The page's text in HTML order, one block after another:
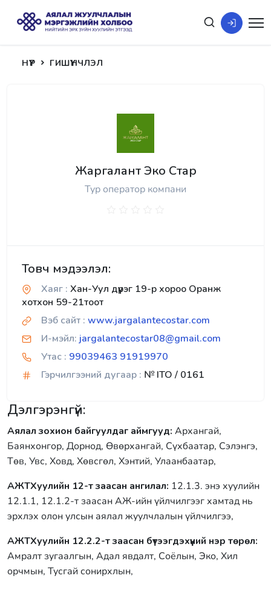
НҮҮР ГИШҮҮНЧЛЭЛ
Жаргалант Эко Стар
Тур оператор компани
Товч мэдээлэл:
Хаяг : Хан-Уул дүүрэг 19-р хороо Оранж
хотхон 59-21тоот
Вэб сайт : www.jargalantecostar.com
И-мэйл: jargalantecostar08@gmail.com
Утас : 99039463 91919970
Гэрчилгээний дугаар : № ITO / 0161
Дэлгэрэнгүй:
Аялал зохион байгуулдаг аймгууд: Архангай,
Баянхонгор, Дорнод, Өвөрхангай, Сүхбаатар, Сэлэнгэ,
Төв, Увс, Ховд, Хөвсгөл, Хэнтий, Улаанбаатар,
АЖТХуулийн 12-т заасан ангилал: 12.1.3. энэ хуулийн
12.1.1, 12.1.2-т заасан АЖ-ийн үйлчилгээг хамтад нь
эрхлэх олон улсын аялал жуулчлалын үйлчилгээ,
АЖТХуулийн 12.2.2-т заасан бүтээгдэхүүний нэр төрөл:
Амралт зугаалгын, Адал явдалт, Соёлын, Эко, Хил
орчмын, Тусгай сонирхлын,